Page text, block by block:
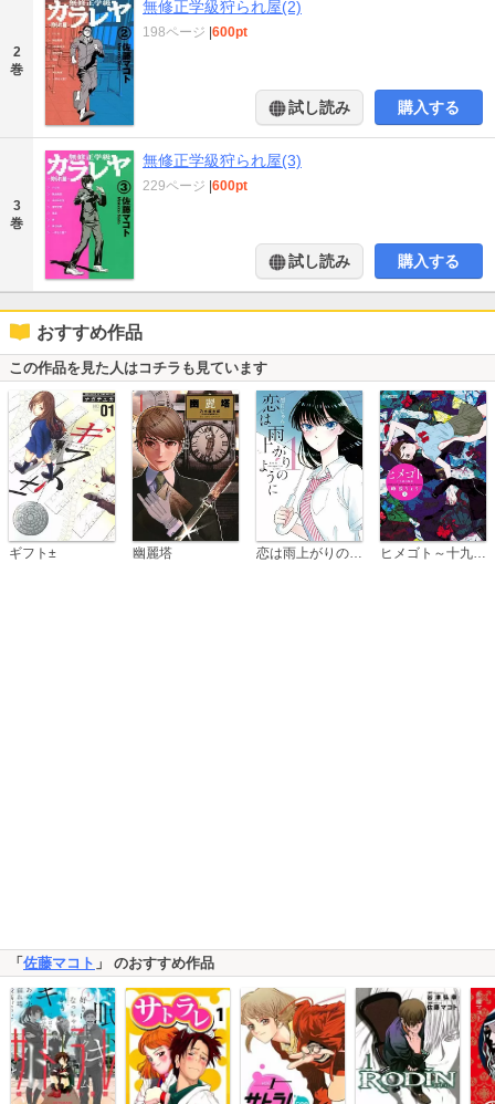
2
巻
無修正学級狩られ屋(2)
198ページ |600pt
試し読み 購入する
3
巻
無修正学級狩られ屋(3)
229ページ |600pt
試し読み 購入する
おすすめ作品
この作品を見た人はコチラも見ています
ギフト± 幽麗塔 ヒメゴト～十九歳の制服～
「 佐藤マコト 」 のおすすめ作品